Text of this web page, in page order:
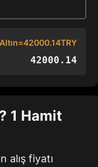
42000.14
1 Hamit
alış fiyatı